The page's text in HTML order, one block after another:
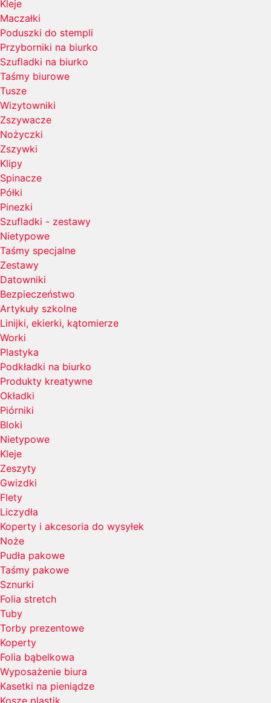
Kleje
Maczałki
Poduszki do stempli
Przyborniki na biurko
Szufladki na biurko
Taśmy biurowe
Tusze
Wizytowniki
Zszywacze
Nożyczki
Zszywki
Klipy
Spinacze
Półki
Pinezki
Szufladki - zestawy
Nietypowe
Taśmy specjalne
Zestawy
Datowniki
Bezpieczeństwo
Artykuły szkolne
Linijki, ekierki, kątomierze
Worki
Plastyka
Podkładki na biurko
Produkty kreatywne
Okładki
Piórniki
Bloki
Nietypowe
Kleje
Zeszyty
Gwizdki
Flety
Liczydła
Koperty i akcesoria do wysyłek
Noże
Pudła pakowe
Taśmy pakowe
Sznurki
Folia stretch
Tuby
Torby prezentowe
Koperty
Folia bąbelkowa
Wyposażenie biura
Kasetki na pieniądze